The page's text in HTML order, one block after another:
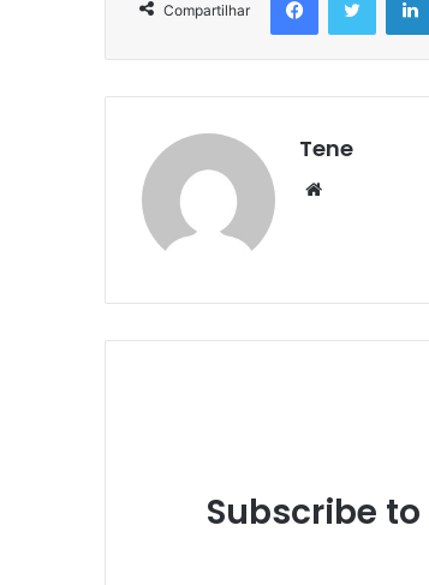
Compartilhar
Tene
Website
Subscribe